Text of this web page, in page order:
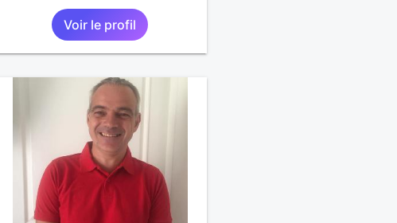
Voir le profil